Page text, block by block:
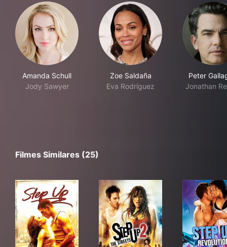
Amanda Schull
Jody Sawyer
Zoe Saldaña
Eva Rodríguez
Peter
Jonathan
Filmes Similares (25)